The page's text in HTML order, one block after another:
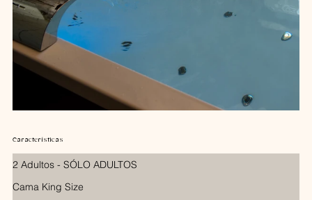
Características
2 Adultos - SÓLO ADULTOS
Cama King Size